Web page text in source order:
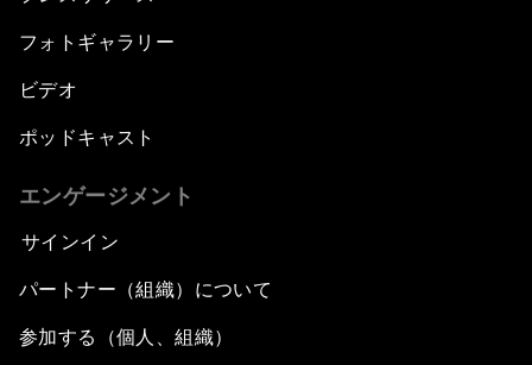
フォトギャラリー
ビデオ
ポッドキャスト
エンゲージメント
サインイン
パートナー（組織）について
参加する（個人、組織）